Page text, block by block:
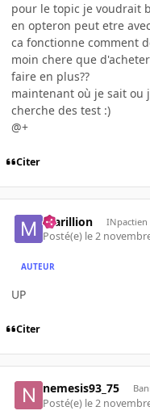
pour le topic je voudrait
en opteron peut etre
ca fonctionne comment
moin chere que
faire en plus??
maintenant où je sait ou
cherche des test :)
@+
Citer
marillion INpactien
Posté(e) le 2
AUTEUR
UP
Citer
nemesis93_75
Posté(e) le 2